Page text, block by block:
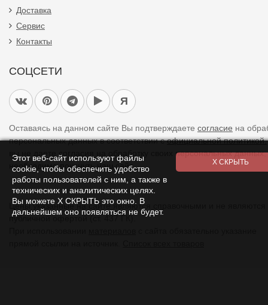
Доставка
Сервис
Контакты
СОЦСЕТИ
Я
Оставаясь на данном сайте Вы подтверждаете согласие на
персональных данных в соответствии софициальной политикой.
вы не даете согласия на обработку своих персональных
необходимо покинуть наш сайт.
Цены указанные на сайте являются справочными и не являются
публичной офертой (ст. 437 ГК).
Этот веб-сайт используют файлы
cookie, чтобы обеспечить удобство
работы пользователей с ним, а также в
технических и аналитических целях.
Вы можете Х СКРЫТЬ это окно. В
дальнейшем оно появляться не будет.